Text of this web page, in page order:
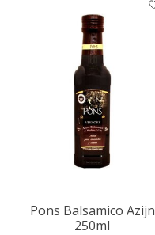
Pons Balsamico Azijn
250ml